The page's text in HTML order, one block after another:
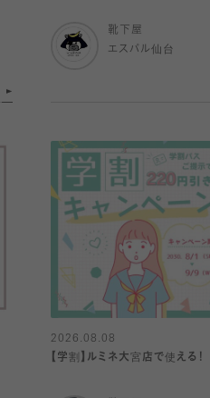
靴下屋
エスパル仙台
2026.08.08
【学割】ルミネ大宮店で使える！